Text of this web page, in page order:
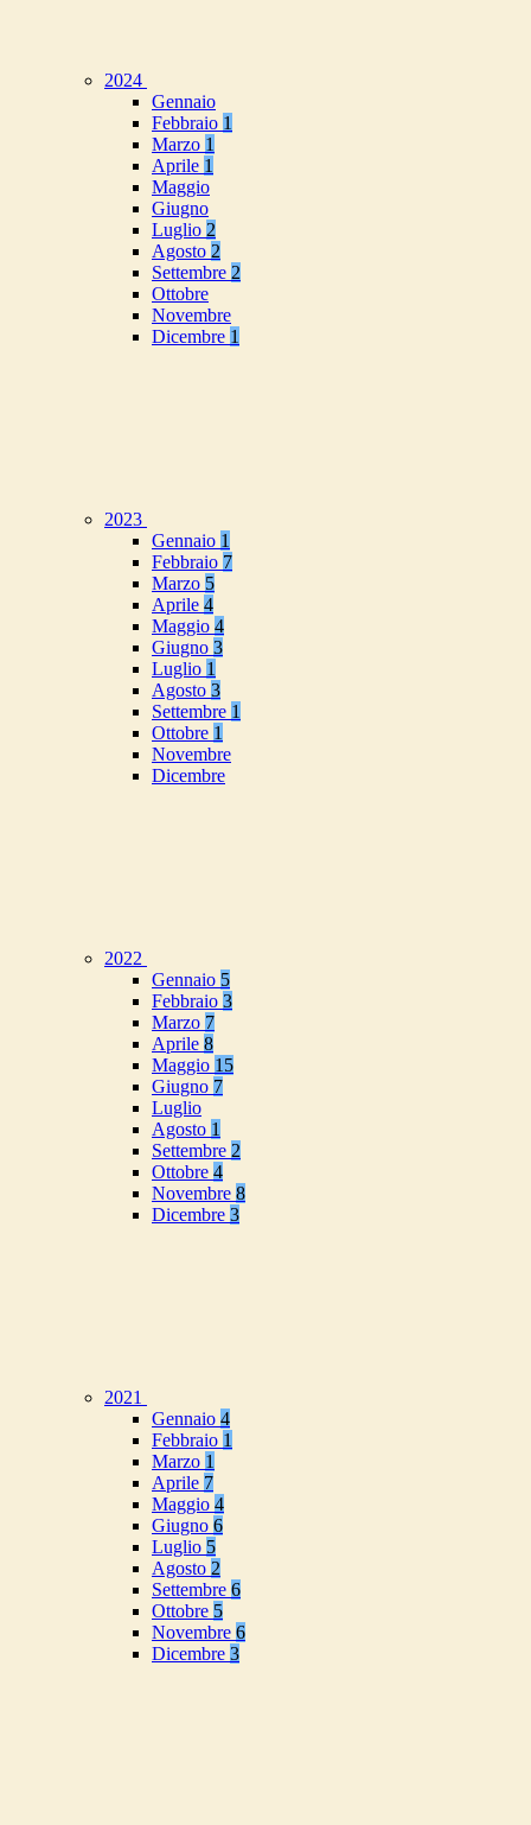
2024
Gennaio
Febbraio 1
Marzo 1
Aprile 1
Maggio
Giugno
Luglio 2
Agosto 2
Settembre 2
Ottobre
Novembre
Dicembre 1
2023
Gennaio 1
Febbraio 7
Marzo 5
Aprile 4
Maggio 4
Giugno 3
Luglio 1
Agosto 3
Settembre 1
Ottobre 1
Novembre
Dicembre
2022
Gennaio 5
Febbraio 3
Marzo 7
Aprile 8
Maggio 15
Giugno 7
Luglio
Agosto 1
Settembre 2
Ottobre 4
Novembre 8
Dicembre 3
2021
Gennaio 4
Febbraio 1
Marzo 1
Aprile 7
Maggio 4
Giugno 6
Luglio 5
Agosto 2
Settembre 6
Ottobre 5
Novembre 6
Dicembre 3